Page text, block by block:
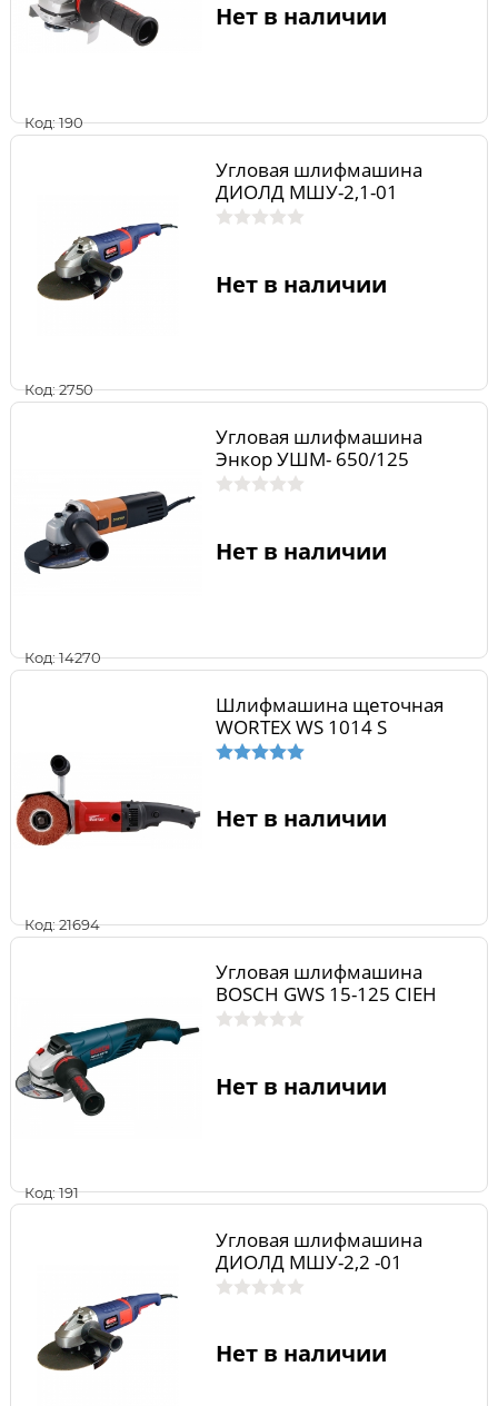
Код: 190
Нет в наличии
Код: 2750
Угловая шлифмашина
ДИОЛД МШУ-2,1-01
Нет в наличии
Код: 14270
Угловая шлифмашина
Энкор УШМ- 650/125
Нет в наличии
Код: 21694
Шлифмашина щеточная
WORTEX WS 1014 S
Нет в наличии
Код: 191
Угловая шлифмашина
BOSCH GWS 15-125 CIEH
Нет в наличии
Угловая шлифмашина
ДИОЛД МШУ-2,2 -01
Нет в наличии